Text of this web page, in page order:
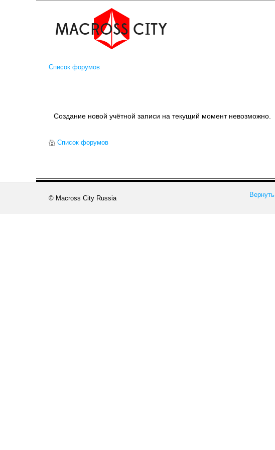
Список форумов
Создание новой учётной записи на текущий момент невозможно.
Список форумов
© Macross City Russia Вернуть